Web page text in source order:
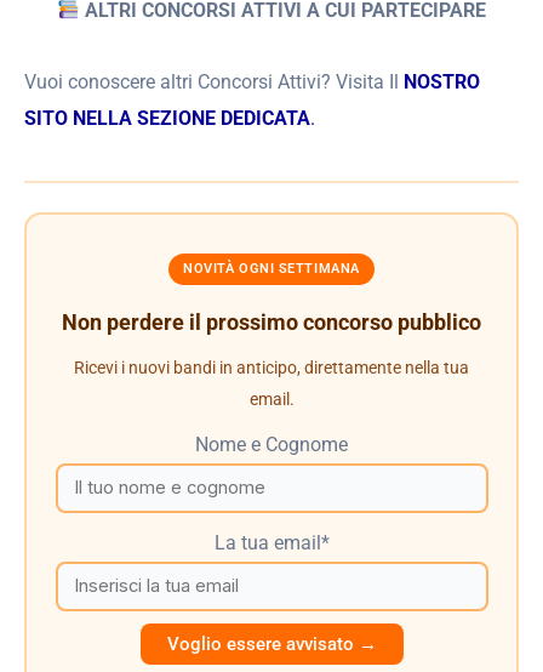
ALTRI CONCORSI ATTIVI A CUI PARTECIPARE
Vuoi conoscere altri Concorsi Attivi? Visita Il
NOSTRO
SITO NELLA SEZIONE DEDICATA.
NOVITÀ OGNI SETTIMANA
Non perdere il prossimo concorso pubblico
Ricevi i nuovi bandi in anticipo, direttamente nella tua
email.
Nome e Cognome
La tua email*